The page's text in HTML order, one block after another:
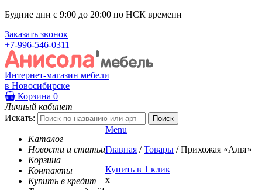
Будние дни с 9:00 до 20:00 по НСК времени
Заказать звонок
+7-996-546-0311
Интернет-магазин мебели
в Новосибирске
Корзина 0
Личный кабинет
Искать:
Каталог
Новости и статьи
Корзина
Контакты
Купить в кредит
Menu
Главная / Товары / Прихожая «Альт»
Купить в 1 клик
x